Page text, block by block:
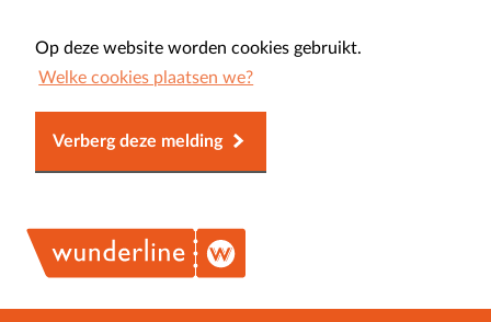
Op deze website worden cookies gebruikt.
Welke cookies plaatsen we?
Verberg deze melding